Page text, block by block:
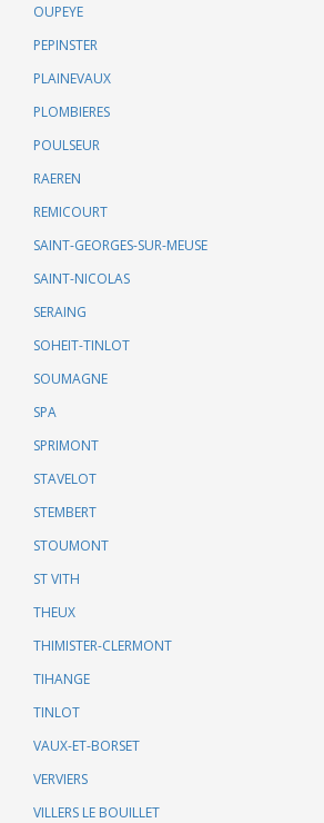
OUPEYE
PEPINSTER
PLAINEVAUX
PLOMBIERES
POULSEUR
RAEREN
REMICOURT
SAINT-GEORGES-SUR-MEUSE
SAINT-NICOLAS
SERAING
SOHEIT-TINLOT
SOUMAGNE
SPA
SPRIMONT
STAVELOT
STEMBERT
STOUMONT
ST VITH
THEUX
THIMISTER-CLERMONT
TIHANGE
TINLOT
VAUX-ET-BORSET
VERVIERS
VILLERS LE BOUILLET